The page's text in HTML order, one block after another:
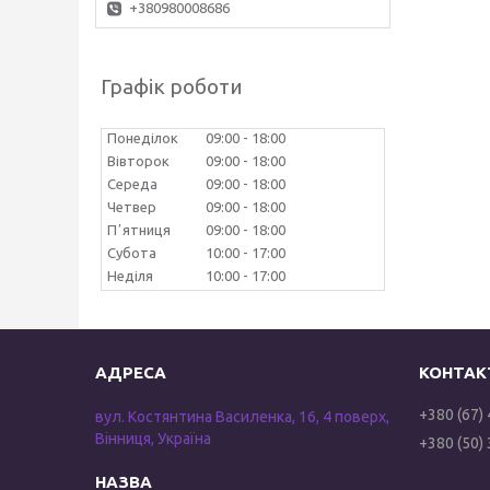
+380980008686
Графік роботи
Понеділок 09:00
18:00
Вівторок
09:00
18:00
Середа
09:00
18:00
Четвер
09:00
18:00
Пʼятниця
09:00
18:00
Субота
10:00
17:00
Неділя
10:00 17:00
вул. Костянтина Василенка, 16, 4 поверх,
Вінниця, Україна
+380 (67)
+380 (50)